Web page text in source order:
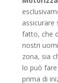
fatto, che
nostri
zona, sia
lo può
prima di